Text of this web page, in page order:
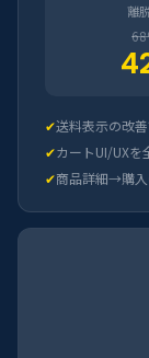
離
✔送料表示の改
✔カートUI/UXを
✔商品詳細→購